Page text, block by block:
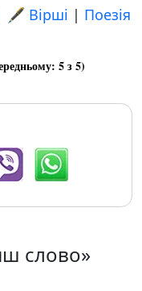
🖋️ Вірші | Поезія
5з 5)
слово»